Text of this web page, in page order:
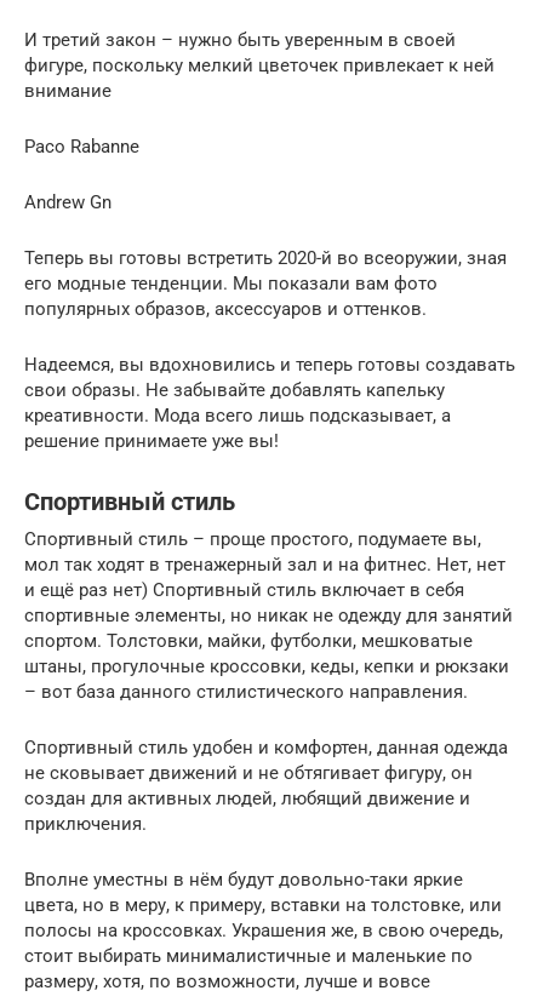
И третий закон – нужно быть уверенным в своей
фигуре, поскольку мелкий цветочек привлекает к ней
внимание
Paco Rabanne
Andrew Gn
Теперь вы готовы встретить 2020-й во всеоружии, зная
его модные тенденции. Мы показали вам фото
популярных образов, аксессуаров и оттенков.
Надеемся, вы вдохновились и теперь готовы создавать
свои образы. Не забывайте добавлять капельку
креативности. Мода всего лишь подсказывает, а
решение принимаете уже вы!
Спортивный стиль
Спортивный стиль – проще простого, подумаете вы,
мол так ходят в тренажерный зал и на фитнес. Нет, нет
и ещё раз нет) Спортивный стиль включает в себя
спортивные элементы, но никак не одежду для занятий
спортом. Толстовки, майки, футболки, мешковатые
штаны, прогулочные кроссовки, кеды, кепки и рюкзаки
– вот база данного стилистического направления.
Спортивный стиль удобен и комфортен, данная одежда
не сковывает движений и не обтягивает фигуру, он
создан для активных людей, любящий движение и
приключения.
Вполне уместны в нём будут довольно-таки яркие
цвета, но в меру, к примеру, вставки на толстовке, или
полосы на кроссовках. Украшения же, в свою очередь,
стоит выбирать минималистичные и маленькие по
размеру, хотя, по возможности, лучше и вовсе